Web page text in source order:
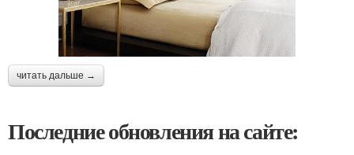
читать дальше →
Последние обновления на сайте: